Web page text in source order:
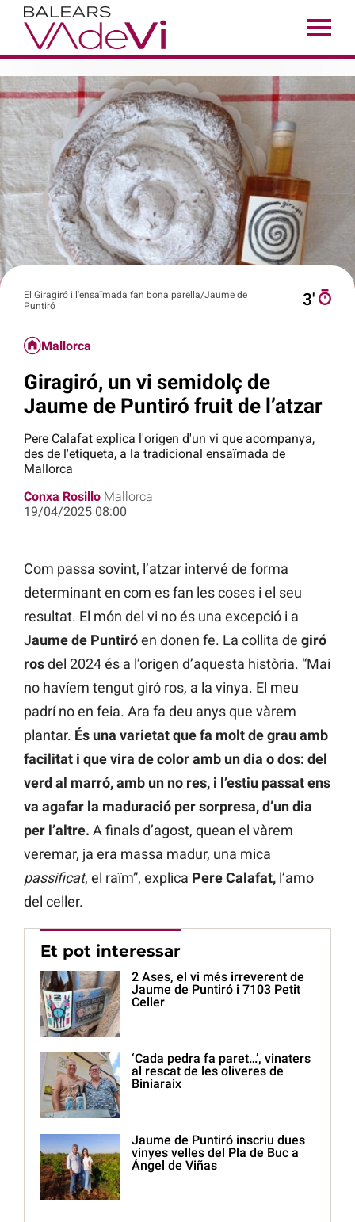
El Giragiró i l'ensaïmada fan bona parella/Jaume de
Puntiró
3′
Mallorca
Giragiró, un vi semidolç de
Jaume de Puntiró fruit de l’atzar
Pere Calafat explica l'origen d'un vi que acompanya,
des de l'etiqueta, a la tradicional ensaïmada de
Mallorca
Conxa Rosillo Mallorca
19/04/2025 08:00
Com passa sovint, l’atzar intervé de forma
determinant en com es fan les coses i el seu
resultat. El món del vi no és una excepció i a
Jaume de Puntiróen donen fe. La collita de giró
rosdel 2024 és a l’origen d’aquesta història. “Mai
no havíem tengut giró ros, a la vinya. El meu
padrí no en feia. Ara fa deu anys que vàrem
plantar. És una varietat que fa molt de grau amb
facilitat i que vira de color amb un dia o dos: del
verd al marró, amb un no res, i l’estiu passat ens
va agafar la maduració per sorpresa, d’un dia
per l’altre. A finals d’agost, quean el vàrem
veremar, ja era massa madur, una mica
passificat, el raïm”, explica Pere Calafat, l’amo
del celler.
Et pot interessar
2 Ases, el vi més irreverent de
Jaume de Puntiró i 7103 Petit
Celler
‘Cada pedra fa paret…’, vinaters
al rescat de les oliveres de
Biniaraix
Jaume de Puntiró inscriu dues
vinyes velles del Pla de Buc a
Ángel de Viñas